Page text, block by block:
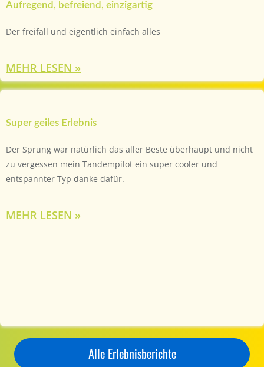
Aufregend, befreiend, einzigartig
Der freifall und eigentlich einfach alles
MEHR LESEN »
Super geiles Erlebnis
Der Sprung war natürlich das aller Beste überhaupt und nicht
zu vergessen mein Tandempilot ein super cooler und
entspannter Typ danke dafür.
MEHR LESEN »
Alle Erlebnisberichte